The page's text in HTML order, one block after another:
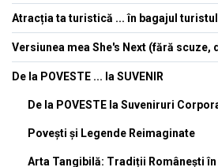
Atracția ta turistică ... în bagajul
Versiunea mea She's Next (fără scuze,
De la POVESTE ... la SUVENIR
De la POVESTE la Suveniruri
Povești și Legende Reimaginate
Arta Tangibilă: Tradiții Românești